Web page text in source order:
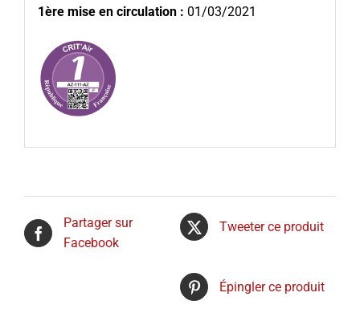
1ère mise en circulation : 01/03/2021
Partager sur
Facebook
Tweeter ce produit
Épingler ce produit